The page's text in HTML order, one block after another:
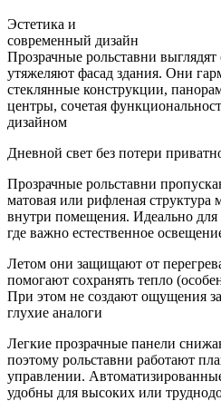
Эстетика и
современный дизайн
Прозрачные рольставни
утяжеляют фасад здания. Они
стеклянные конструкции,
центры, сочетая
дизайном
Дневной свет без потери
Прозрачные рольставни
матовая или рифленая структура
внутри помещения. Идеально
где важно естественное
Летом они защищают от
помогают сохранять тепло
При этом не создают ощущения
глухие аналоги
Легкие прозрачные панели
поэтому рольставни работают
управлении.
удобны для высоких или